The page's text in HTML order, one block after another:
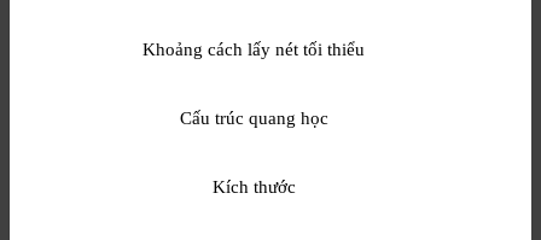
Khoảng cách lấy nét tối thiểu
Cấu trúc quang học
Kích thước